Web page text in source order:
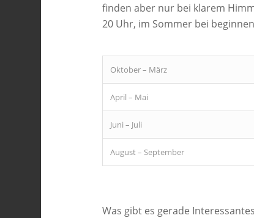
finden aber nur bei klarem
20 Uhr, im Sommer bei
Oktober – März
April – Mai
Juni – Juli
August – September
Was gibt es gerade